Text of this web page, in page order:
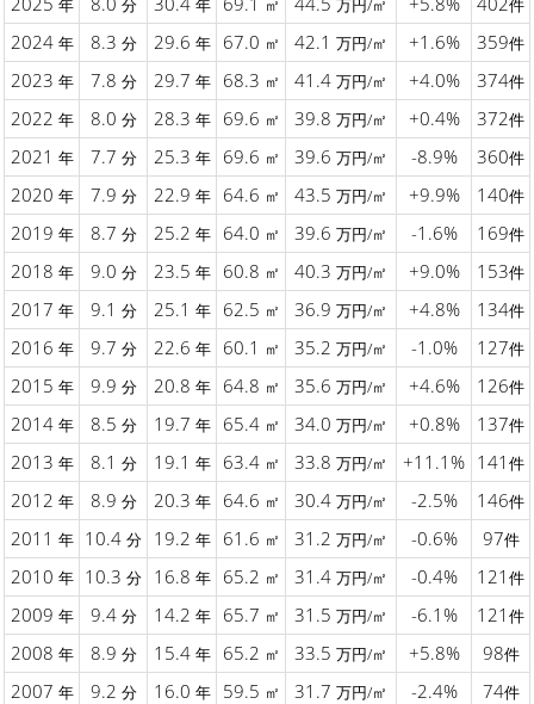
年 分 年 ㎡ 万円/㎡ 件
2024 年 8.3 分 29.6 年 67.0 ㎡ 42.1 万円/㎡ +1.6% 359件
2023 年 7.8 分 29.7 年 68.3 ㎡ 41.4 万円/㎡ +4.0% 374件
2022 年 8.0 分 28.3 年 69.6 ㎡ 39.8 万円/㎡ +0.4% 372件
2021 年 7.7 分 25.3 年 69.6 ㎡ 39.6 万円/㎡ -8.9% 360件
2020 年 7.9 分 22.9 年 64.6 ㎡ 43.5 万円/㎡ +9.9% 140件
2019 年 8.7 分 25.2 年 64.0 ㎡ 39.6 万円/㎡ -1.6% 169件
2018 年 9.0 分 23.5 年 60.8 ㎡ 40.3 万円/㎡ +9.0% 153件
2017 年 9.1 分 25.1 年 62.5 ㎡ 36.9 万円/㎡ +4.8% 134件
2016 年 9.7 分 22.6 年 60.1 ㎡ 35.2 万円/㎡ -1.0% 127件
2015 年 9.9 分 20.8 年 64.8 ㎡ 35.6 万円/㎡ +4.6% 126件
2014 年 8.5 分 19.7 年 65.4 ㎡ 34.0 万円/㎡ +0.8% 137件
2013 年 8.1 分 19.1 年 63.4 ㎡ 33.8 万円/㎡ +11.1% 141 件
2012 年 8.9 分 20.3 年 64.6 ㎡ 30.4 万円/㎡ -2.5% 146件
2011 年 10.4 分 19.2 年 61.6 ㎡ 31.2 万円/㎡ -0.6% 97件
2010 年 10.3 分 16.8 年 65.2 ㎡ 31.4 万円/㎡ -0.4% 121 件
2009 年 9.4 分 14.2 年 65.7 ㎡ 31.5 万円/㎡ -6.1% 121 件
2008 年 8.9 分 15.4 年 65.2 ㎡ 33.5 万円/㎡ +5.8% 98件
2007 年 9.2 分 16.0 年 59.5 ㎡ 31.7 万円/㎡ -2.4% 74件